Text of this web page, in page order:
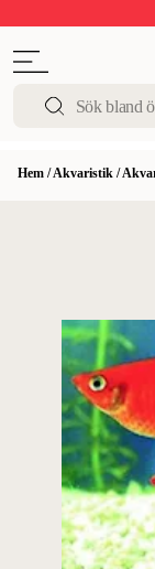
Hem /Akvaristik /